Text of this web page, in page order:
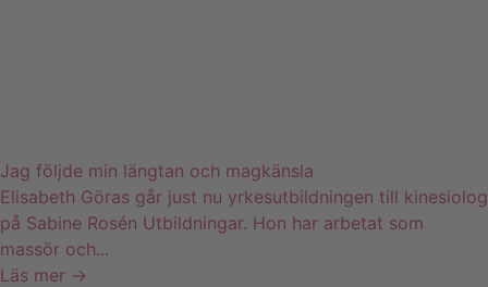
Jag följde min längtan och magkänsla
Elisabeth Göras går just nu yrkesutbildningen till kinesiolog
på Sabine Rosén Utbildningar. Hon har arbetat som
massör och...
Läs mer →